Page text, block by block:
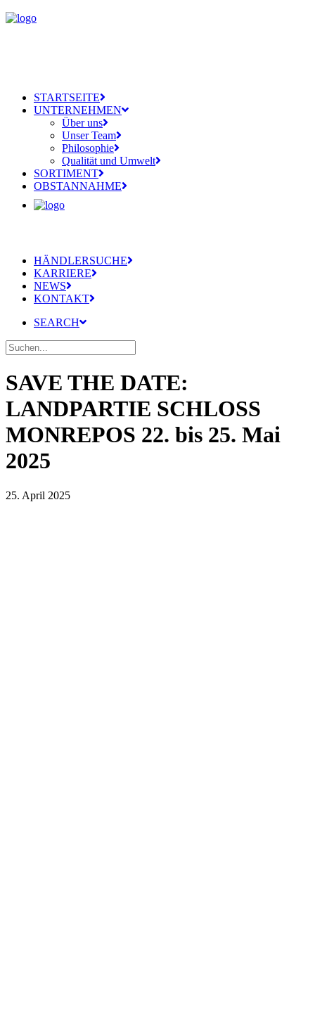
STARTSEITE
UNTERNEHMEN
Über uns
Unser Team
Philosophie
Qualität und Umwelt
SORTIMENT
OBSTANNAHME
HÄNDLERSUCHE
KARRIERE
NEWS
KONTAKT
SEARCH
SAVE THE DATE:
LANDPARTIE SCHLOSS
MONREPOS 22. bis 25. Mai
2025
25. April 2025